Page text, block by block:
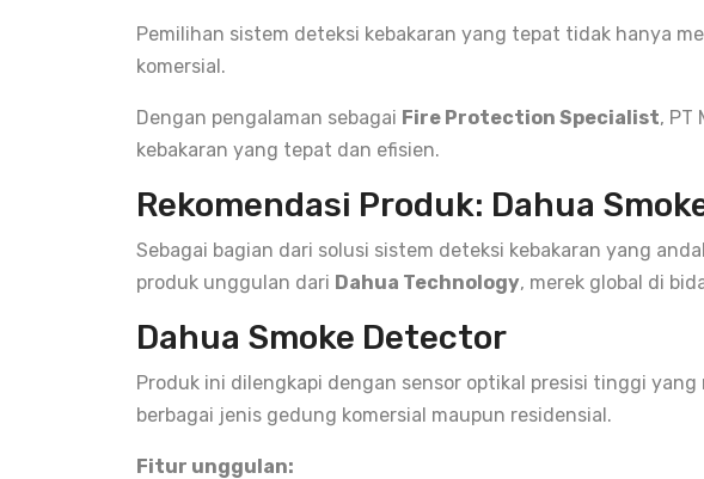
Pemilihan sistem deteksi kebakaran yang tepat tidak hanya
komersial.
Dengan pengalaman sebagai Fire Protection Specialist, PT
kebakaran yang tepat dan efisien.
Rekomendasi Produk: Dahua
Sebagai bagian dari solusi sistem deteksi kebakaran yang
produk unggulan dari Dahua Technology, merek global di
Dahua Smoke Detector
Produk ini dilengkapi dengan sensor optikal presisi tinggi
berbagai jenis gedung komersial maupun residensial.
Fitur unggulan: